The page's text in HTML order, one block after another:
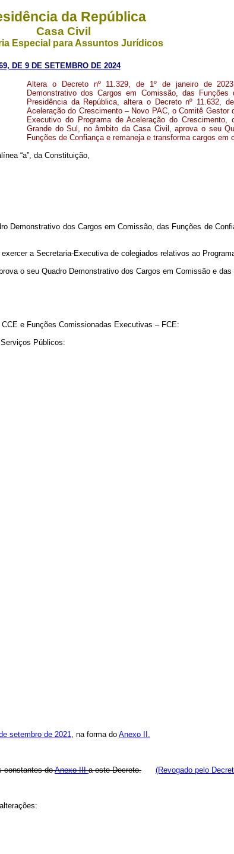
da República
Casa Civil
Especial para Assuntos Jurídicos
DE 9 DE SETEMBRO DE 2024
Altera o Decreto nº 11.329, de 1º de janeiro de
Demonstrativo dos Cargos em Comissão, das
Presidência da República, altera o Decreto nº 11.632,
Aceleração do Crescimento – Novo PAC, o Comitê
Executivo do Programa de Aceleração do
Grande do Sul, no âmbito da Casa Civil, aprova o seu
Funções de Confiança e remaneja e transforma cargos
“a”, da Constituição,
Demonstrativo dos Cargos em Comissão, das Funções de
a Secretaria-Executiva de colegiados relativos ao
o seu Quadro Demonstrativo dos Cargos em Comissão e
e Funções Comissionadas Executivas – FCE:
Públicos:
setembro de 2021, na forma do Anexo II.
constantes doAnexo IIIa este Decreto.
(Revogado pelo